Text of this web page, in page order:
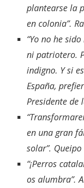
plantearse la
en colonia”.
“Yo no he
ni patriotero.
indigno. Y si
España,
Presidente de
en una gran
solar”.
“¡Perros
os alumbra”.